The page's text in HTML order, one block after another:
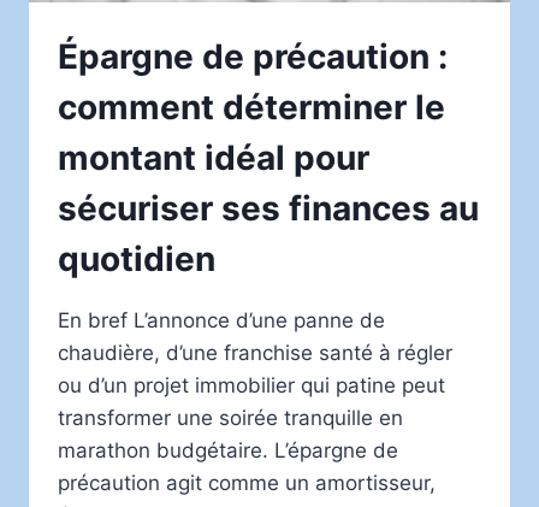
Épargne de précaution :
comment déterminer le
montant idéal pour
sécuriser ses finances au
quotidien
En bref L’annonce d’une panne de
chaudière, d’une franchise santé à régler
ou d’un projet immobilier qui patine peut
transformer une soirée tranquille en
marathon budgétaire. L’épargne de
précaution agit comme un amortisseur,